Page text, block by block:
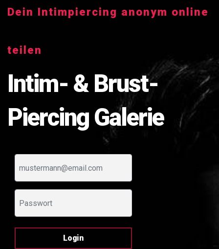
Dein Intimpiercing anonym online
teilen
Intim- & Brust-
Piercing Galerie
Login